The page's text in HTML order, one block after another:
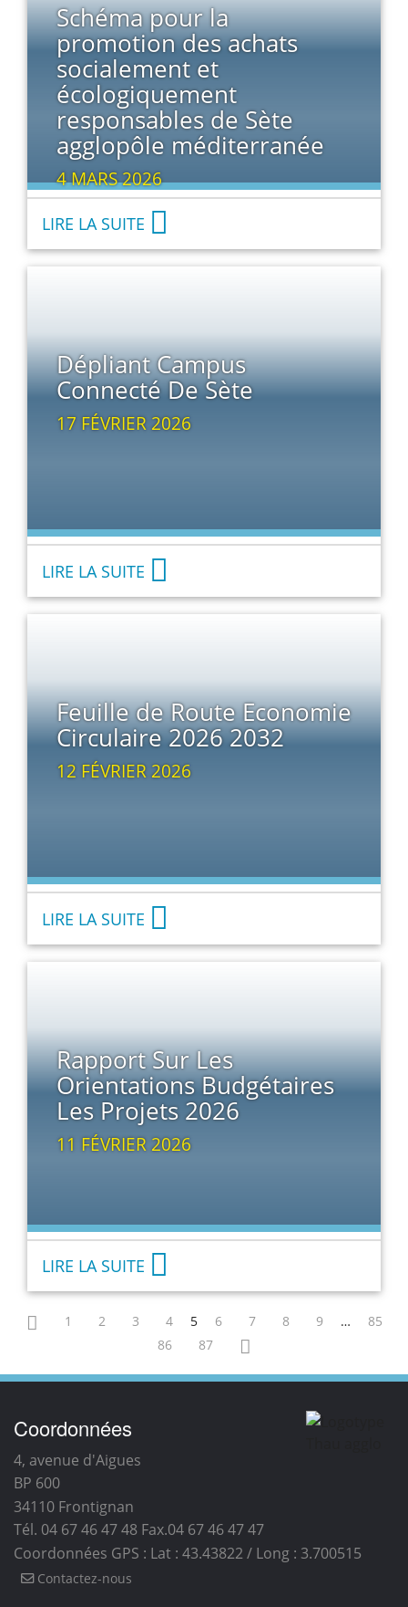
Schéma pour la
promotion des achats
socialement et
écologiquement
responsables de Sète
agglopôle méditerranée
4 MARS 2026
LIRE LA SUITE
Dépliant Campus
Connecté De Sète
17 FÉVRIER 2026
LIRE LA SUITE
Feuille de Route Economie
Circulaire 2026 2032
12 FÉVRIER 2026
LIRE LA SUITE
Rapport Sur Les
Orientations Budgétaires
Les Projets 2026
11 FÉVRIER 2026
LIRE LA SUITE
1 2 3 4 5 6 7 8 9 …
85
86
87
Coordonnées
4, avenue d'Aigues
BP 600
34110 Frontignan
Tél. 04 67 46 47 48 Fax.04 67 46 47 47
Coordonnées GPS : Lat : 43.43822 / Long : 3.700515
Contactez-nous